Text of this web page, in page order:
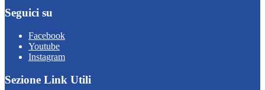
Seguici su
Facebook
Youtube
Instagram
Sezione Link Utili